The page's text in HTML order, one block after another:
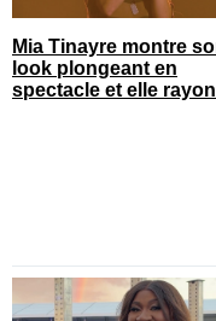
Mia Tinayre montre
look plongeant en
spectacle et elle